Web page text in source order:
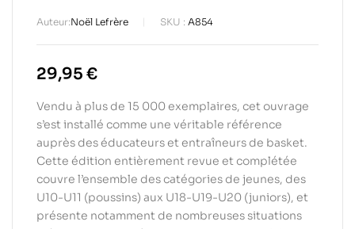
Auteur:Noël Lefrère SKU : A854
29,95 €
Vendu à plus de 15 000 exemplaires, cet ouvrage
s’est installé comme une véritable référence
auprès des éducateurs et entraîneurs de basket.
Cette édition entièrement revue et complétée
couvre l’ensemble des catégories de jeunes, des
U10-U11 (poussins) aux U18-U19-U20 (juniors), et
présente notamment de nombreuses situations